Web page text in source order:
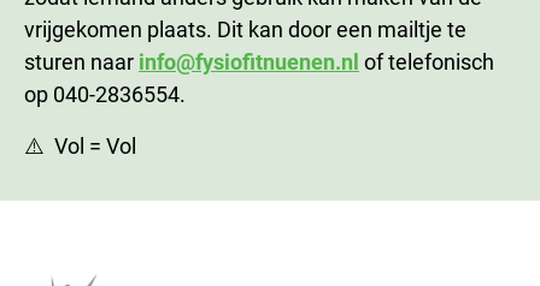
vrijgekomen plaats. Dit kan door een mailtje te
sturen naar info@fysiofitnuenen.nl of telefonisch
op 040-2836554.
⚠️ Vol = Vol